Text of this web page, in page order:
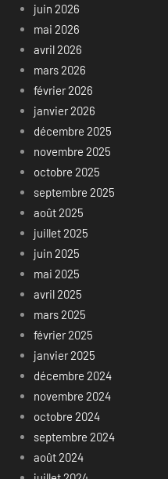
juin 2026
mai 2026
avril 2026
mars 2026
février 2026
janvier 2026
décembre 2025
novembre 2025
octobre 2025
septembre 2025
août 2025
juillet 2025
juin 2025
mai 2025
avril 2025
mars 2025
février 2025
janvier 2025
décembre 2024
novembre 2024
octobre 2024
septembre 2024
août 2024